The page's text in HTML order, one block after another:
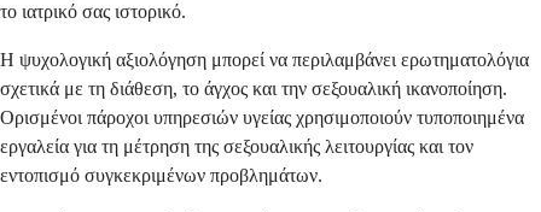
το ιατρικό σας ιστορικό.
Η ψυχολογική αξιολόγηση μπορεί να περιλαμβάνει ερωτηματολόγια
σχετικά με τη διάθεση, το άγχος και την σεξουαλική ικανοποίηση.
Ορισμένοι πάροχοι υπηρεσιών υγείας χρησιμοποιούν τυποποιημένα
εργαλεία για τη μέτρηση της σεξουαλικής λειτουργίας και τον
εντοπισμό συγκεκριμένων προβλημάτων.